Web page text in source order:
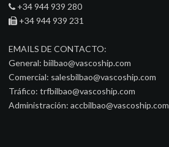
+34 944 939 280
+34 944 939 231
EMAILS DE CONTACTO:
General: biilbao@vascoship.com
Comercial: salesbilbao@vascoship.com
Tráfico: trfbilbao@vascoship.com
Administración: accbilbao@vascoship.com